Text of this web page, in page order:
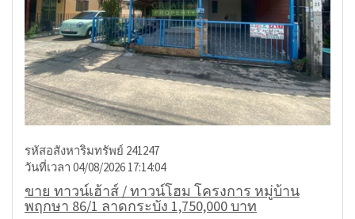
รหัสอสังหาริมทรัพย์ 241247
วันที่เวลา 04/08/2026 17:14:04
ขาย ทาวน์เฮ้าส์ / ทาวน์โฮม โครงการ หมู่บ้าน
พฤกษา 86/1 ลาดกระบัง 1,750,000 บาท